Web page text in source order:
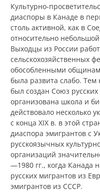
Культурно-
диаспоры в Канаде в
столь активной, как в
относительно
Выходцы из России
сельскохозяйственных
обособленными
была развита слабо.
был создан Союз
организована школа и
действовало несколько
с конца XIX в. в этой
диаспора эмигрантов с
русскоязычных
организаций
—1980 гг., когда Канада
русских мигрантов из
эмигрантов из СССР.